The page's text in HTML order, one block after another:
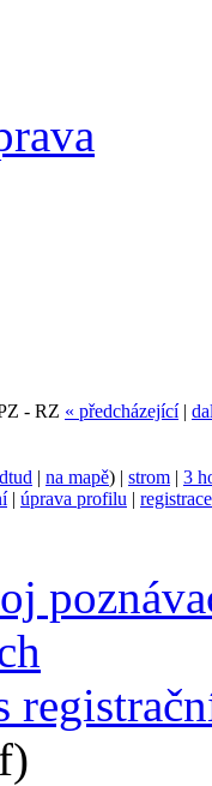
- RZ « předcházející|
| na mapě) | strom | 3
| úprava profilu | registrace